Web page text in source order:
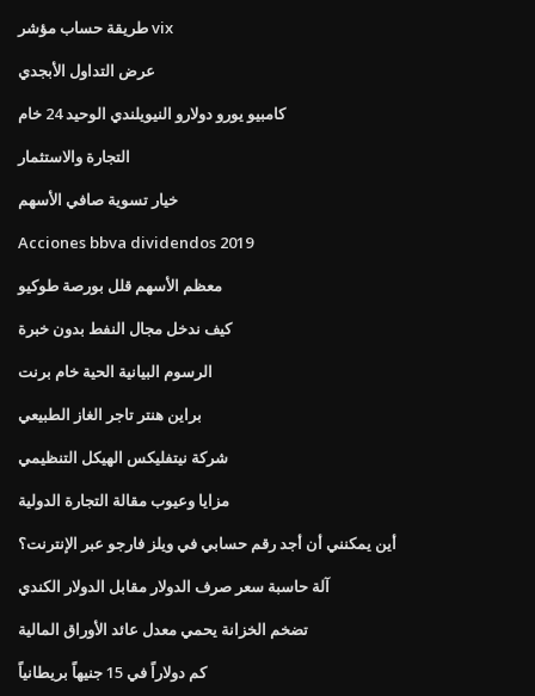
طريقة حساب مؤشر vix
عرض التداول الأبجدي
كامبيو يورو دولارو النيويلندي الوحيد 24 خام
التجارة والاستثمار
خيار تسوية صافي الأسهم
Acciones bbva dividendos 2019
معظم الأسهم قلل بورصة طوكيو
كيف ندخل مجال النفط بدون خبرة
الرسوم البيانية الحية خام برنت
براين هنتر تاجر الغاز الطبيعي
شركة نيتفليكس الهيكل التنظيمي
مزايا وعيوب مقالة التجارة الدولية
أين يمكنني أن أجد رقم حسابي في ويلز فارجو عبر الإنترنت؟
آلة حاسبة سعر صرف الدولار مقابل الدولار الكندي
تضخم الخزانة يحمي معدل عائد الأوراق المالية
كم دولاراً في 15 جنيهاً بريطانياً